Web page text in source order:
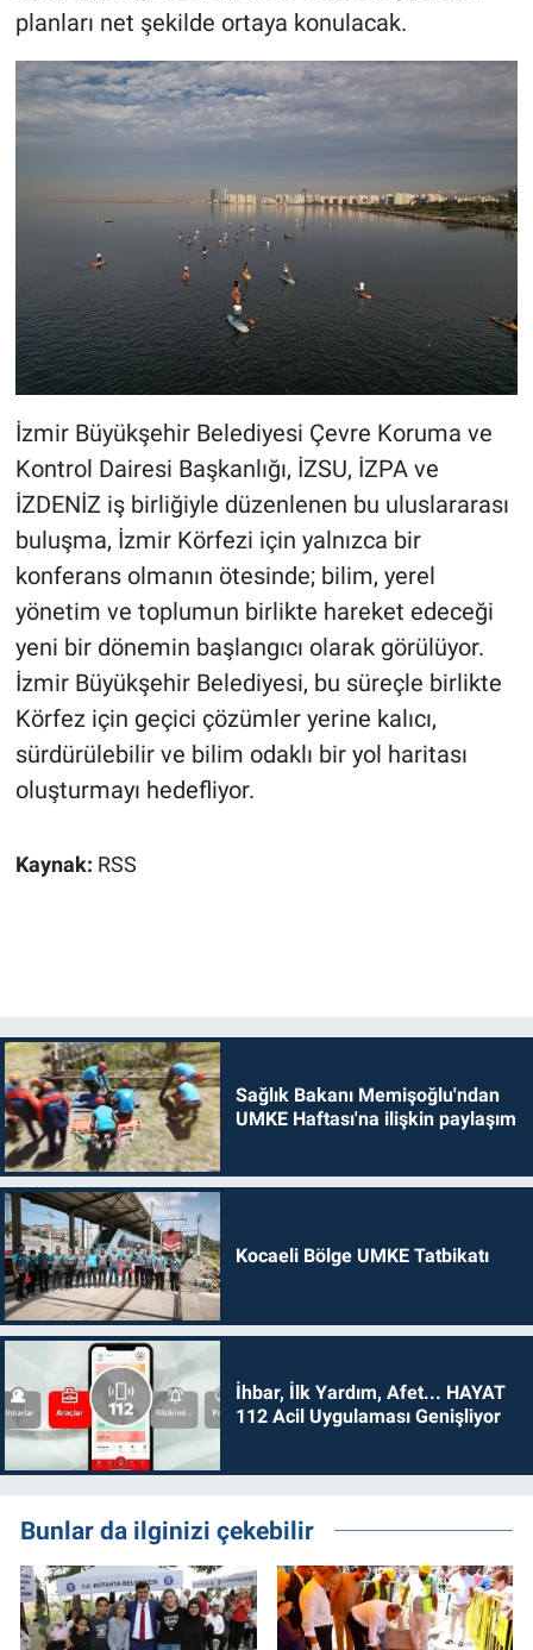
planları net şekilde ortaya konulacak.
İzmir Büyükşehir Belediyesi Çevre Koruma ve
Kontrol Dairesi Başkanlığı, İZSU, İZPA ve
İZDENİZ iş birliğiyle düzenlenen bu uluslararası
buluşma, İzmir Körfezi için yalnızca bir
konferans olmanın ötesinde; bilim, yerel
yönetim ve toplumun birlikte hareket edeceği
yeni bir dönemin başlangıcı olarak görülüyor.
İzmir Büyükşehir Belediyesi, bu süreçle birlikte
Körfez için geçici çözümler yerine kalıcı,
sürdürülebilir ve bilim odaklı bir yol haritası
oluşturmayı hedefliyor.
Kaynak: RSS
Sağlık Bakanı Memişoğlu'ndan
UMKE Haftası'na ilişkin paylaşım
Kocaeli Bölge UMKE Tatbikatı
İhbar, İlk Yardım, Afet... HAYAT
112 Acil Uygulaması Genişliyor
Bunlar da ilginizi çekebilir